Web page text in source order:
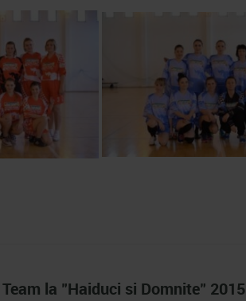
la "Haiduci si Domnite" 2015